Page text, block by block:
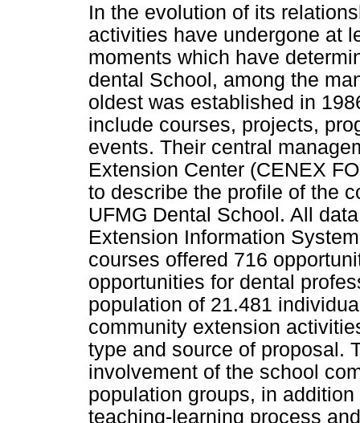
In the evolution of its
activities have undergone at
moments which have
dental School, among the
oldest was established in
include courses, projects,
events. Their central
Extension Center (CENEX
to describe the profile of the
UFMG Dental School. All
Extension Information
courses offered 716
opportunities for dental
population of 21.481
community extension
type and source of proposal.
involvement of the school
population groups, in
teaching-learning process